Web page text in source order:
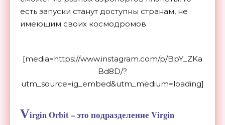
есть запуски станут доступны странам, не
имеющим своих космодромов.
[media=https://www.instagram.com/p/BpY_ZKa
Bd8D/?
utm_source=ig_embed&utm_medium=loading]
Virgin Orbit – это подразделение Virgin